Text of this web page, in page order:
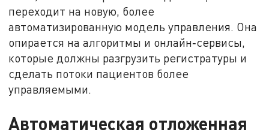
переходит на новую, более
автоматизированную модель управления. Она
опирается на алгоритмы и онлайн‑сервисы,
которые должны разгрузить регистратуры и
сделать потоки пациентов более
управляемыми.
Автоматическая отложенная